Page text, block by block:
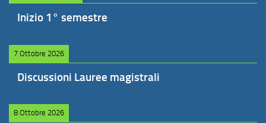
Inizio 1° semestre
7 Ottobre 2026
Discussioni Lauree magistrali
8 Ottobre 2026